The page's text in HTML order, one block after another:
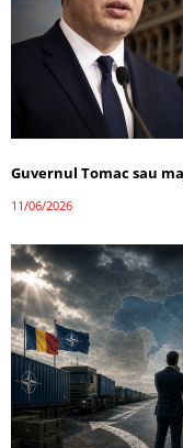
Guvernul Tomac sau
11/06/2026